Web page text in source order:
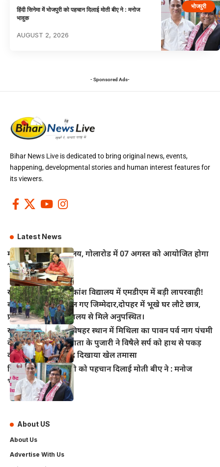
भोजपुरी
हिंदी सिनेमा में भोजपुरी को पहचान दिलाई मोती बीए ने : मनोज
भावुक
AUGUST 2, 2026
- Sponsored Ads-
Bihar News Live is dedicated to bring original news, events,
happening, developmental stories and human interest features for
its viewers.
Latest News
महुआ के विद्युत कार्यालय, गोलारोड में 07 अगस्त को आयोजित होगा
‘सोलर मेला–2026’
खानपुर प्रखंड के अधिकांश विद्यालय में एमडीएम में बड़ी लापरवाही!
बच्चों का निवाला निगल गए जिम्मेदार,दोपहर में भूखे घर लौटे छात्र,
प्रधानाध्यापक भी विद्यालय से मिले अनुपस्थित।
खानपुर बाजार स्थित विषहर स्थान में मिथिला का पावन पर्व नाग पंचमी
के अवसर पर विषहर माता के पुजारी ने विषैले सर्प को हाथ से पकड़
कर पूजा अर्चना के बाद दिखाया खेल तमासा
हिंदी सिनेमा में भोजपुरी को पहचान दिलाई मोती बीए ने : मनोज
भावुक
About US
About Us
Advertise With Us